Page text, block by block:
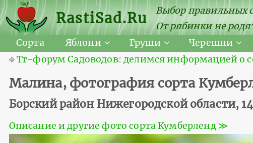
RastiSad.Ru
Выбор правильных
От рябинки не
Сорта
Яблони Груши Черешни
⎆Тг-форум Садоводов: делимся информацией о
Малина, фотография сорта
Борский район Нижегородской области,
Описание и другие фото сорта Кумберленд ≫